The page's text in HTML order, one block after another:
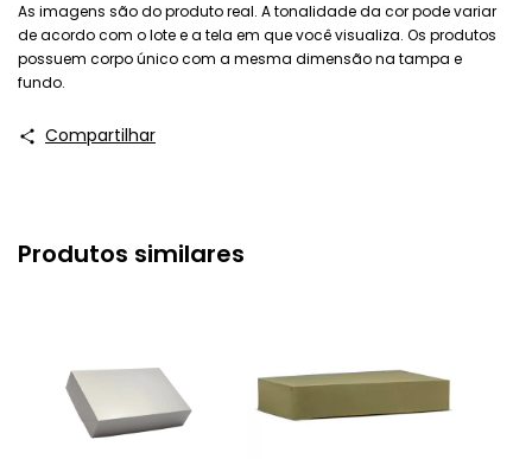
As imagens são do produto real. A tonalidade da cor pode variar
de acordo com o lote e a tela em que você visualiza. Os produtos
possuem corpo único com a mesma dimensão na tampa e
fundo.
Compartilhar
Produtos similares